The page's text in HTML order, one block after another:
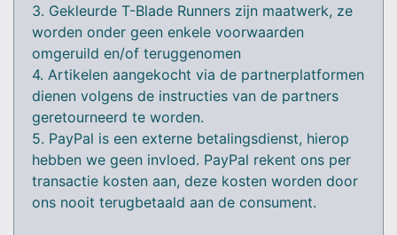
3. Gekleurde T-Blade Runners zijn maatwerk, ze
worden onder geen enkele voorwaarden
omgeruild en/of teruggenomen
4. Artikelen aangekocht via de partnerplatformen
dienen volgens de instructies van de partners
geretourneerd te worden.
5. PayPal is een externe betalingsdienst, hierop
hebben we geen invloed. PayPal rekent ons per
transactie kosten aan, deze kosten worden door
ons nooit terugbetaald aan de consument.